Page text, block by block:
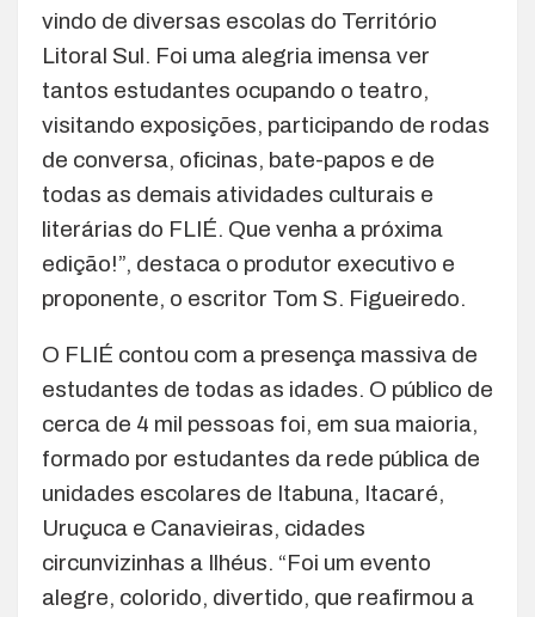
vindo de diversas escolas do Território
Litoral Sul. Foi uma alegria imensa ver
tantos estudantes ocupando o teatro,
visitando exposições, participando de rodas
de conversa, oficinas, bate-papos e de
todas as demais atividades culturais e
literárias do FLIÉ. Que venha a próxima
edição!”, destaca o produtor executivo e
proponente, o escritor Tom S. Figueiredo.
O FLIÉ contou com a presença massiva de
estudantes de todas as idades. O público de
cerca de 4 mil pessoas foi, em sua maioria,
formado por estudantes da rede pública de
unidades escolares de Itabuna, Itacaré,
Uruçuca e Canavieiras, cidades
circunvizinhas a Ilhéus. “Foi um evento
alegre, colorido, divertido, que reafirmou a